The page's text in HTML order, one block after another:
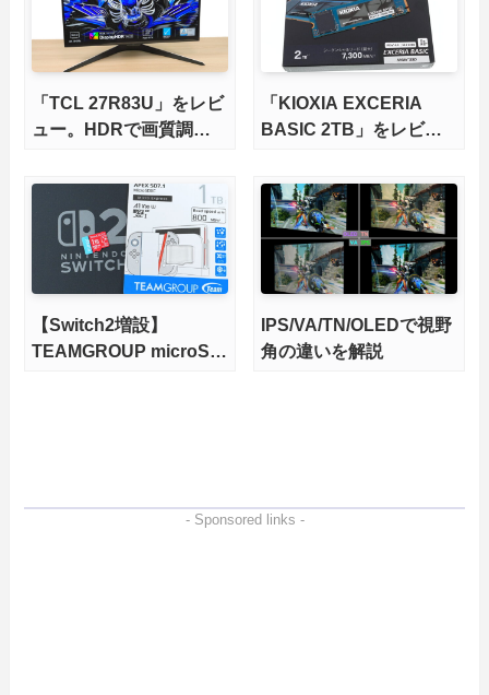
底検証
「TCL 27R83U」をレビ
ュー。HDRで画質調整
輝度も発揮！
「KIOXIA EXCERIA
BASIC 2TB」をレビュ
力、高性能、高コスパを
実現！
【Switch2増設】
TEAMGROUP microSD
IPS/VA/TN/OLEDで視野
角の違いを解説
- Sponsored links -